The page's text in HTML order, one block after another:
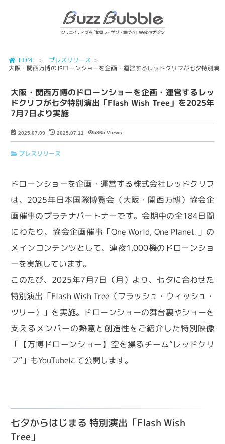
HOME
プレスリリース
大阪・関西万博のドローンショーを企画・運営するレッドクリフが七夕特別演
大阪・関西万博のドローンショーを企画・運営するレッ
ドクリフが七夕特別演出「Flash Wish Tree」を2025年
7月7日より実施
2025.07.09 2025.07.11 5865 Views
プレスリリース
ドローンショーを企画・運営する株式会社レッドクリフ
は、2025年日本国際博覧会（大阪・関西万博）協会企
画催事のプラチナパートナーです。会期中の全184日間
にわたり、協会企画催事「One World, One Planet.」の
メインコンテンツとして、連夜1,000機のドローンショ
ーを実施しています。
このたび、2025年7月7日（月）より、七夕に合わせた
特別演出「Flash Wish Tree（フラッシュ・ウィッシュ・
ツリー）」を実施。ドローンショーの舞台裏やショーを
支えるメンバーの熱意と創造性をご紹介した特別映像
「【万博ドローンショー】空を操るチーム“レッドクリ
フ”」もYouTubeにて公開します。
七夕からはじまる 特別演出「Flash Wish
Tree」